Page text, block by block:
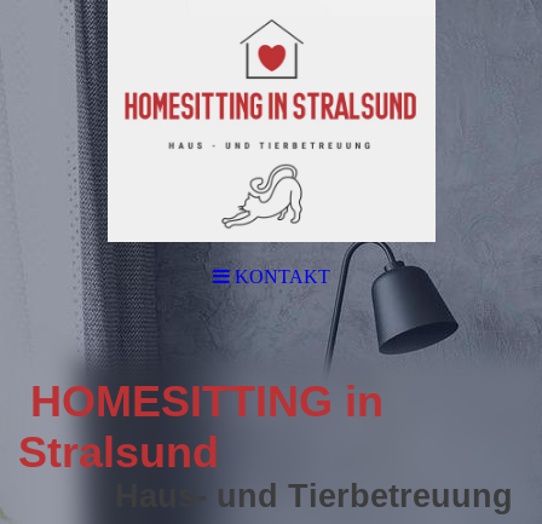
KONTAKT
HOMESITTING in
Stralsund
Haus- und Tierbetreuung